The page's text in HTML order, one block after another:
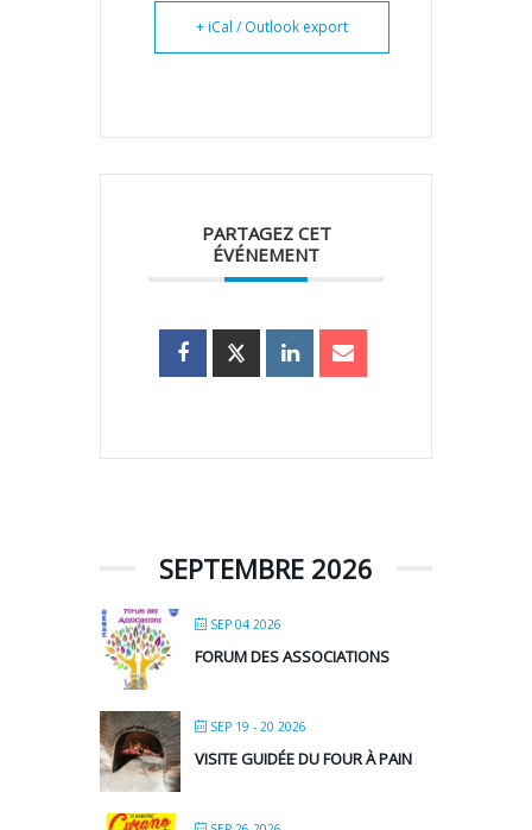
+ iCal / Outlook export
PARTAGEZ CET
ÉVÉNEMENT
SEPTEMBRE 2026
SEP 04 2026
FORUM DES ASSOCIATIONS
SEP 19 - 20 2026
VISITE GUIDÉE DU FOUR À PAIN